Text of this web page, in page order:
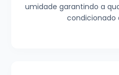
umidade garantindo a
condicionado